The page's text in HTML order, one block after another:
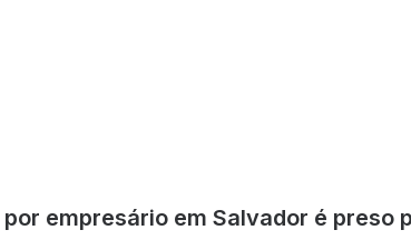
empresário em Salvador é preso